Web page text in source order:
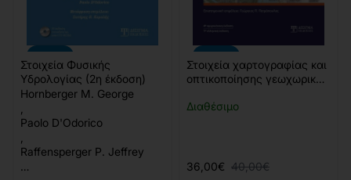
Στοιχεία Φυσικής
Υδρολογίας (2η έκδοση)
Hornberger M. George
Paolo D'Odorico
Raffensperger P. Jeffrey
…
Διαθέσιμο
Στοιχεία χαρτογραφίας και
οπτικοποίησης γεωχωρικών
36,00€ 40,00€